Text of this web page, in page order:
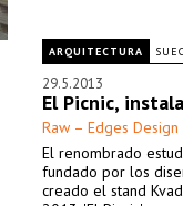
ARQUITECTURA
29.5.2013
El Picnic,
Raw – Edges Design
El renombrado
fundado por los
creado el stand